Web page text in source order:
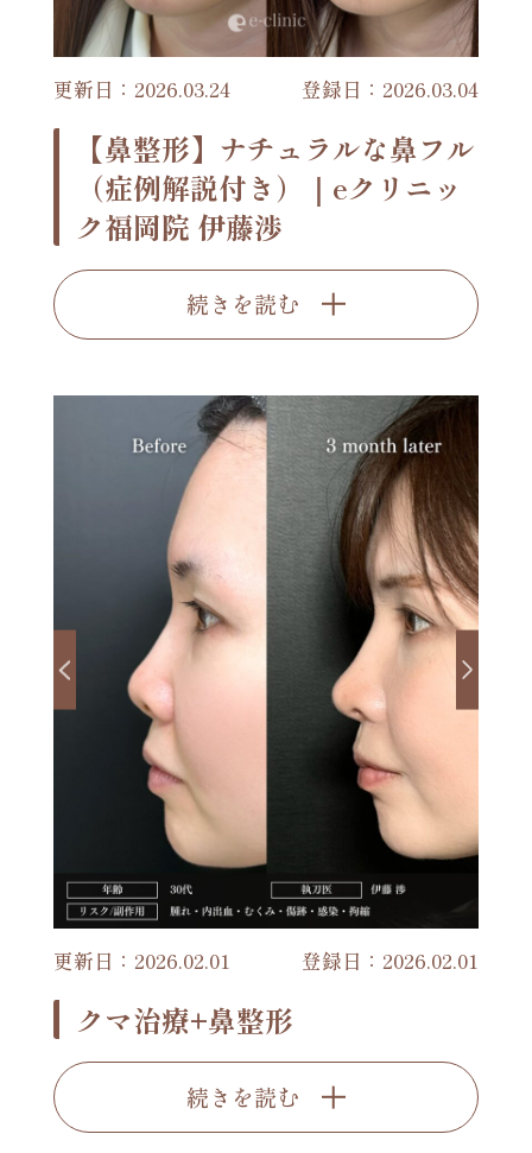
更新日：2026.03.24 登録日：2026.03.04
【鼻整形】ナチュラルな鼻フル
（症例解説付き）｜eクリニッ
ク福岡院 伊藤渉
続きを読む
更新日：2026.02.01 登録日：2026.02.01
クマ治療+鼻整形
続きを読む